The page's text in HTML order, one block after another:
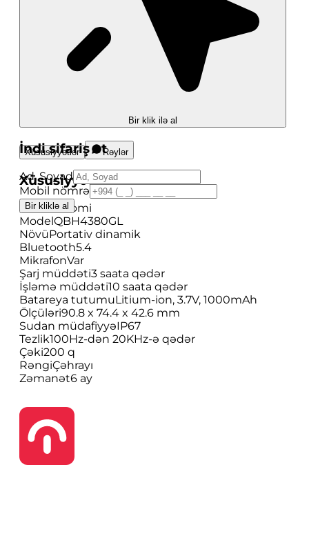
Bir klik ilə al
İndi sifariş et
Ad, Soyad
Mobil nömrə
Bir kliklə al
Xüsusiyyətlər Rəylər
Xüsusiyyətlər
BrendXiaomi
ModelQBH4380GL
NövüPortativ dinamik
Bluetooth5.4
MikrafonVar
Şarj müddəti3 saata qədər
İşləmə müddəti10 saata qədər
Batareya tutumuLitium-ion, 3.7V, 1000mAh
Ölçüləri90.8 x 74.4 x 42.6 mm
Sudan müdafiyyəIP67
Tezlik100Hz-dən 20KHz-ə qədər
Çəki200 q
RəngiÇəhrayı
Zəmanət6 ay